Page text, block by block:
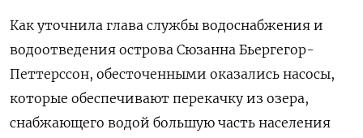
Как уточнила глава службы водоснабжения и
водоотведения острова Сюзанна Бьергегор-
Петтерссон, обесточенными оказались насосы,
которые обеспечивают перекачку из озера,
снабжающего водой большую часть населения